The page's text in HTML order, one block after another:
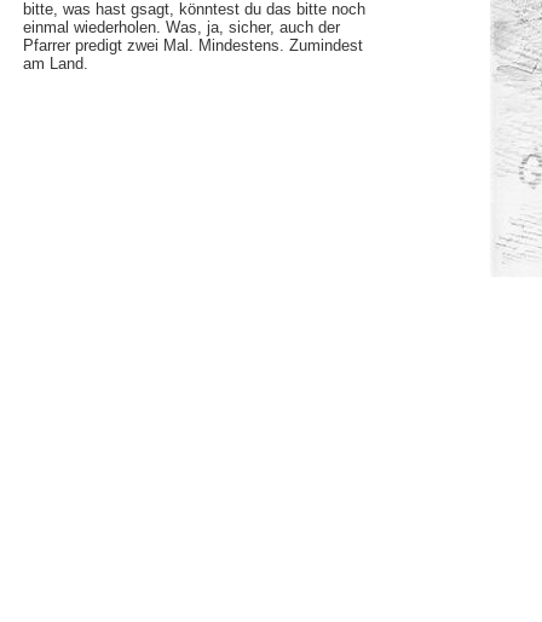
bitte, was hast gsagt, könntest du das bitte noch
einmal wiederholen. Was, ja, sicher, auch der
Pfarrer predigt zwei Mal. Mindestens. Zumindest
am Land.